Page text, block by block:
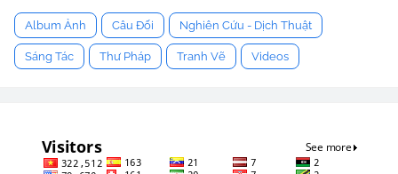
Album Ảnh Câu Đối Nghiên Cứu - Dịch Thuật
Sáng Tác Thư Pháp Tranh Vẽ Videos